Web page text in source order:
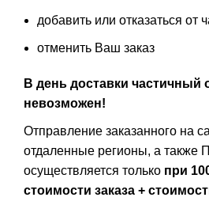
добавить или отказаться от
отменить Ваш заказ
В день доставки частичный
невозможен!
Отправление заказанного на
отдаленные регионы, а также
осуществляется только при
стоимости заказа +